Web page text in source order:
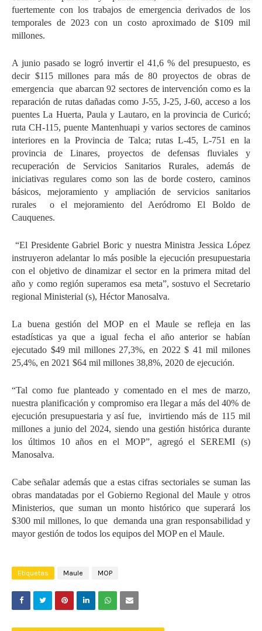
fuertemente con los trabajos de emergencia derivados de los
temporales de 2023 con un costo aproximado de $109 mil
millones.
A junio pasado se logró invertir el 41,6 % del presupuesto, es
decir $115 millones para más de 80 proyectos de obras de
emergencia
que abarcan 92 sectores de intervención como es la
reparación de rutas dañadas como J-55, J-25, J-60, acceso a los
puentes La Huerta, Paula y Lautaro, en la provincia de Curicó;
ruta CH-115, puente Mantenhuapi y varios sectores de caminos
interiores en la Provincia de Talca; rutas L-45, L-751 en la
provincia de Linares, proyectos de defensas fluviales y
recuperación de Servicios Sanitarios Rurales, además de
iniciativas regulares como son las de borde costero, caminos
básicos, mejoramiento y ampliación de servicios sanitarios
rurales
o el mejoramiento del Aeródromo El Boldo de
Cauquenes.
“El Presidente Gabriel Boric y nuestra Ministra Jessica López
instruyeron adelantar lo más posible la ejecución presupuestaria
con el objetivo de dinamizar el sector en la primera mitad del
año y como región superamos esa meta”, sostuvo el Secretario
regional Ministerial (s), Héctor Manosalva.
La buena gestión del MOP en el Maule se refleja en las
estadísticas ya que a igual fecha el año anterior se habían
ejecutado $49 mil millones 27,3%, en 2022 $ 41 mil milones
25,4%, en 2021 $64 mil millones 38,8%, 2020 de ejecución.
“Tal como fue planteado y comentado en el mes de marzo,
nuestra planificación y compromiso era llegar a más del 40% de
ejecución presupuestaria y así fue,
invirtiendo más de 115 mil
millones a junio del 2024, siendo una gestión histórica durante
los últimos 10 años en el MOP”, agregó el SEREMI (s)
Manosalva.
Cabe señalar además que a estas cifras sectoriales se suman las
obras mandatadas por el Gobierno Regional del Maule y otros
Ministerios, que suman un monto histórico que superará los
$300 mil millones, lo que demanda una gran responsabilidad y
mayor gestión de todos los equipos del MOP en el Maule.
Etiquetas Maule MOP